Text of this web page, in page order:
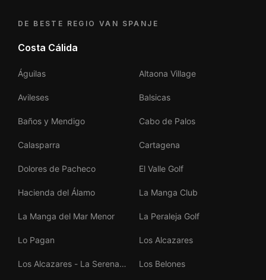
DE BESTE REGIO VAN SPANJE
Costa Cálida
Águilas Altaona Village
Avileses Balsicas
Baños y Mendigo Cabo de Palos
Calasparra Cartagena
Dolores de Pacheco El Valle Golf
Hacienda del Álamo La Manga Club
La Manga del Mar Menor La Peraleja Golf
Lo Pagan Los Alcazares
Los Alcazares - La Serena
Los Belones